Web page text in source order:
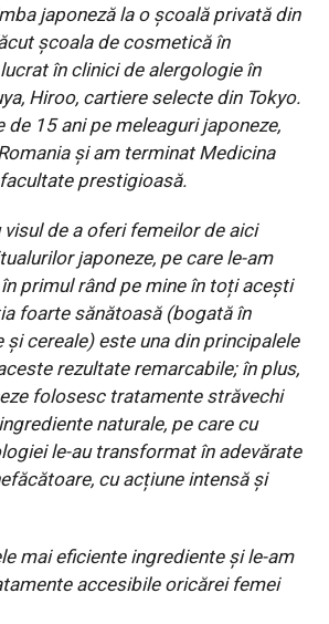
japoneză la o școală privată din
școala de cosmetică în
în clinici de alergologie în
Hiroo, cartiere selecte din Tokyo.
de 15 ani pe meleaguri japoneze,
și am terminat Medicina
prestigioasă.
de a oferi femeilor de aici
japoneze, pe care le-am
primul rând pe mine în toți acești
foarte sănătoasă (bogată în
și cereale) este una din principalele
rezultate remarcabile; în plus,
folosesc tratamente străvechi
naturale, pe care cu
le-au transformat în adevărate
cu acțiune intensă și
mai eficiente ingrediente și le-am
accesibile oricărei femei